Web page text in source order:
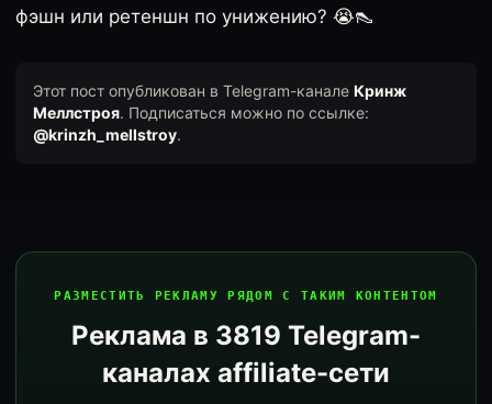
фэшн или ретеншн по унижению? 😭👠
Этот пост опубликован в Telegram-канале Кринж
Меллстроя. Подписаться можно по ссылке:
@krinzh_mellstroy.
РАЗМЕСТИТЬ РЕКЛАМУ РЯДОМ С ТАКИМ КОНТЕНТОМ
Реклама в 3819 Telegram-
каналах affiliate-сети